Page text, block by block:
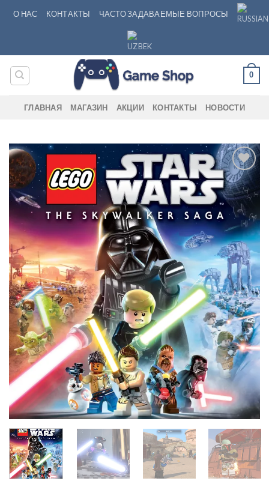
О НАС КОНТАКТЫ ЧАСТО ЗАДАВАЕМЫЕ ВОПРОСЫ
0
ГЛАВНАЯ МАГАЗИН АКЦИИ КОНТАКТЫ НОВОСТИ
Add to
wishlist